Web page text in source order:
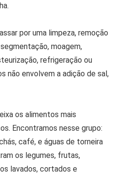
por uma limpeza, remoção
moagem,
refrigeração ou
não envolvem a adição de sal,
os alimentos mais
Encontramos nesse grupo:
café, e águas de torneira
os legumes, frutas,
lavados, cortados e